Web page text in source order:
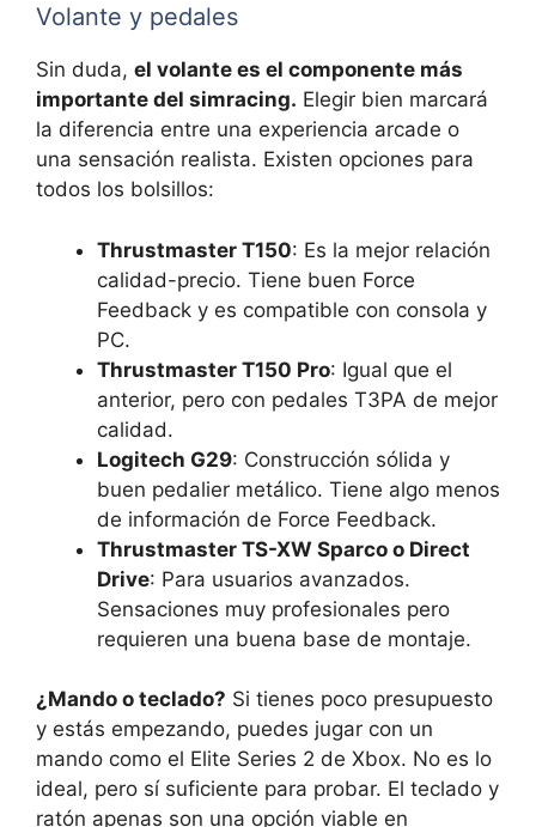
Volante y pedales
Sin duda, el volante es el componente más
importante del simracing. Elegir bien marcará
la diferencia entre una experiencia arcade o
una sensación realista. Existen opciones para
todos los bolsillos:
Thrustmaster T150: Es la mejor relación
calidad-precio. Tiene buen Force
Feedback y es compatible con consola y
PC.
Thrustmaster T150 Pro: Igual que el
anterior, pero con pedales T3PA de mejor
calidad.
Logitech G29: Construcción sólida y
buen pedalier metálico. Tiene algo menos
de información de Force Feedback.
Thrustmaster TS-XW Sparco o Direct
Drive: Para usuarios avanzados.
Sensaciones muy profesionales pero
requieren una buena base de montaje.
¿Mando o teclado? Si tienes poco presupuesto
y estás empezando, puedes jugar con un
mando como el Elite Series 2 de Xbox. No es lo
ideal, pero sí suficiente para probar. El teclado y
ratón apenas son una opción viable en